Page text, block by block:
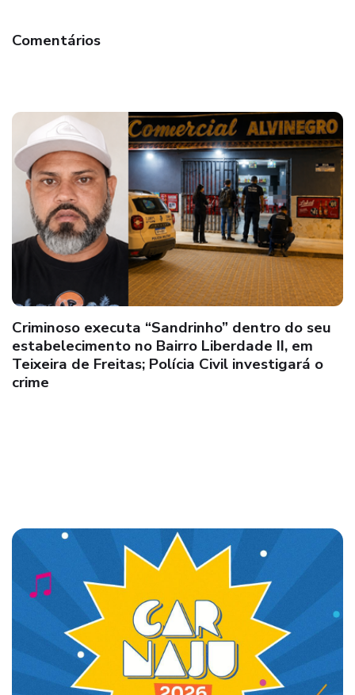
Comentários
“Bufão” é preso por “Feminicídio” pela PM
quando tentava fugir da comunidade de